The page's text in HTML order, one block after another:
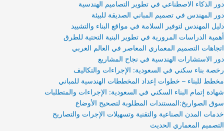
دور الذكاء الاصطناعي في تطوير التصاميم الهندسية
دور المهندس في تصميم المباني الصديقة للبيئة
دليل المهندس لتوفير السلامة في مواقع البناء والتشييد
أهمية الدراسات المرورية في تطوير البنية التحتية للطرق
اتجاهات التصميم المعماري المعاصر في العالم العربي
دور الاستشارات الهندسية في نجاح المشاريع
رخصة بناء سكني في السعودية: الإجراءات والتكاليف
مخطط للبناء – خطوات إعداد المخططات الهندسية للمباني
شهادة إتمام البناء السكني في السعودية: الإجراءات والمتطلبات
سوق الصواريخ:المستندات المطلوبة لتصحيح الأوضاع
خدمات المدن الصناعية والتقنية وتسهيلات الإجرات والتصاريح
التصميم المعماري الحديث